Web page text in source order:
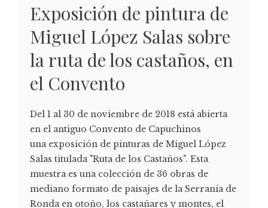
Exposición de pintura de
Miguel López Salas sobre
la ruta de los castaños, en
el Convento
Del 1 al 30 de noviembre de 2018 está abierta
en el antiguo Convento de Capuchinos
una exposición de pinturas de Miguel López
Salas titulada "Ruta de los Castaños". Esta
muestra es una colección de 36 obras de
mediano formato de paisajes de la Serranía de
Ronda en otoño, los castañares y montes, el